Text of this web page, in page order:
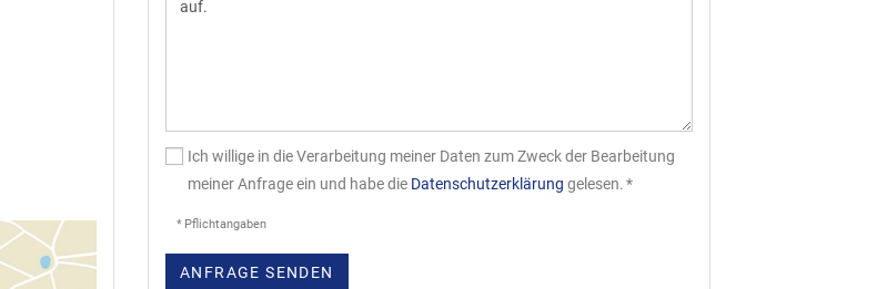
Ich willige in die Verarbeitung meiner Daten zum Zweck der Bearbeitung
meiner Anfrage ein und habe die Datenschutzerklärung gelesen. *
* Pflichtangaben
ANFRAGE SENDEN